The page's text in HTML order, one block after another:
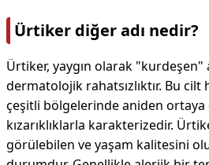
Ürtiker diğer adı nedir?
Ürtiker, yaygın olarak "kurdeşen"
dermatolojik rahatsızlıktır. Bu cilt
çeşitli bölgelerinde aniden ortaya
kızarıklıklarla karakterizedir.
görülebilen ve yaşam kalitesini